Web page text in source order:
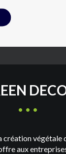
création végétale
aux